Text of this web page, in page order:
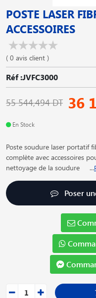
POSTE LASER
ACCESSOIRES
( 0 avis client )
Réf :JVFC3000
55 544,494 DT 36
En Stock
Poste soudure laser portatif
complète avec accessoires
nettoyage de la soudure ...
Poser